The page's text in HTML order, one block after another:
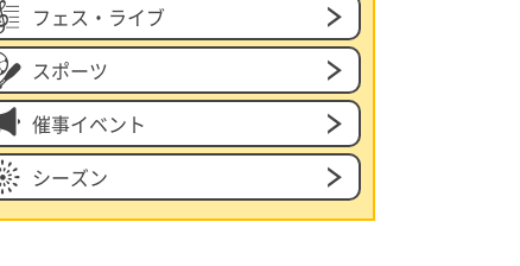
安心して働ける環境
フェス・ライブ
スポーツ
催事イベント
シーズン